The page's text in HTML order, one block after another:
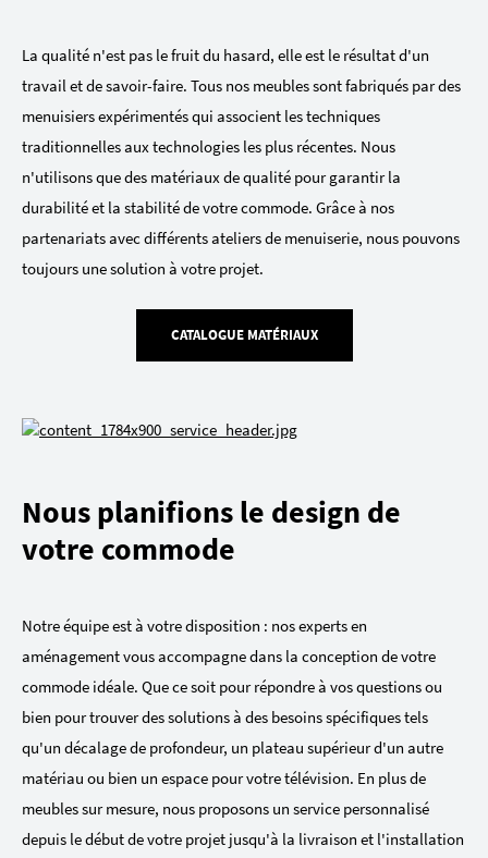
La qualité n'est pas le fruit du hasard, elle est le résultat d'un
travail et de savoir-faire. Tous nos meubles sont fabriqués par des
menuisiers expérimentés qui associent les techniques
traditionnelles aux technologies les plus récentes. Nous
n'utilisons que des matériaux de qualité pour garantir la
durabilité et la stabilité de votre commode. Grâce à nos
partenariats avec différents ateliers de menuiserie, nous pouvons
toujours une solution à votre projet.
CATALOGUE MATÉRIAUX
Nous planifions le design de
votre commode
Notre équipe est à votre disposition : nos experts en
aménagement vous accompagne dans la conception de votre
commode idéale. Que ce soit pour répondre à vos questions ou
bien pour trouver des solutions à des besoins spécifiques tels
qu'un décalage de profondeur, un plateau supérieur d'un autre
matériau ou bien un espace pour votre télévision. En plus de
meubles sur mesure, nous proposons un service personnalisé
depuis le début de votre projet jusqu'à la livraison et l'installation